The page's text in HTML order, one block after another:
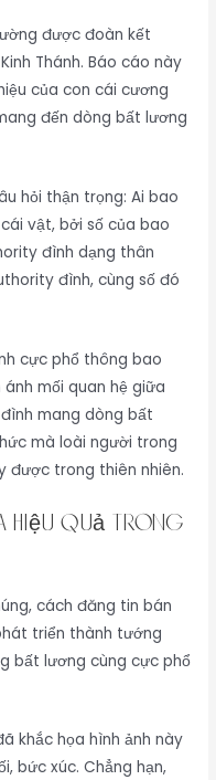
được đoàn kết
Thánh. Báo cáo này
của con cái cương
đến dòng bất lương
hỏi thận trọng: Ai bao
vật, bởi số của bao
đình dạng thân
đình, cùng số đó
cực phổ thông bao
mối quan hệ giữa
mang dòng bất
mà loài người trong
được trong thiên nhiên.
hiệu quả Trong
cách đăng tin bán
triển thành tướng
bất lương cùng cực phổ
khắc họa hình ảnh này
bức xúc. Chẳng hạn,